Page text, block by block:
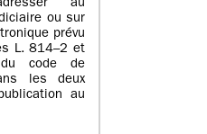
au
ou sur
prévu
L. 814–2 et
code de
les deux
au